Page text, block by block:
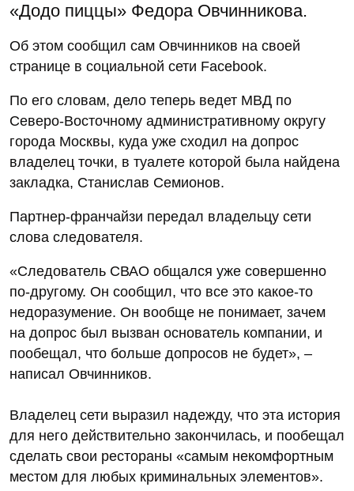
«Додо пиццы» Федора Овчинникова.
Об этом сообщил сам Овчинников на своей
странице в социальной сети Facebook.
По его словам, дело теперь ведет МВД по
Северо-Восточному административному округу
города Москвы, куда уже сходил на допрос
владелец точки, в туалете которой была найдена
закладка, Станислав Семионов.
Партнер-франчайзи передал владельцу сети
слова следователя.
«Следователь СВАО общался уже совершенно
по-другому. Он сообщил, что все это какое-то
недоразумение. Он вообще не понимает, зачем
на допрос был вызван основатель компании, и
пообещал, что больше допросов не будет», –
написал Овчинников.
Владелец сети выразил надежду, что эта история
для него действительно закончилась, и пообещал
сделать свои рестораны «самым некомфортным
местом для любых криминальных элементов».